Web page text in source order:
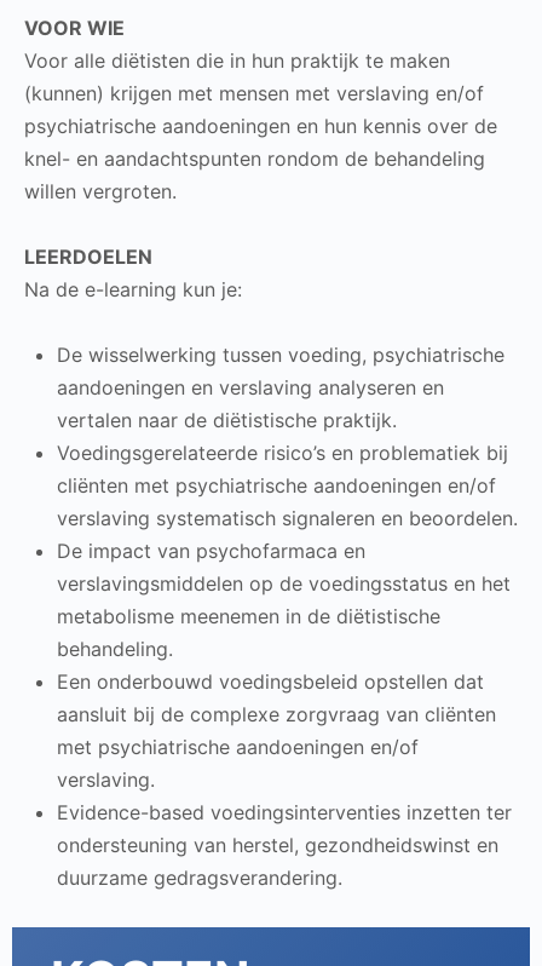
VOOR WIE
Voor alle diëtisten die in hun praktijk te maken
(kunnen) krijgen met mensen met verslaving en/of
psychiatrische aandoeningen en hun kennis over de
knel- en aandachtspunten rondom de behandeling
willen vergroten.
LEERDOELEN
Na de e-learning kun je:
De wisselwerking tussen voeding, psychiatrische
aandoeningen en verslaving analyseren en
vertalen naar de diëtistische praktijk.
Voedingsgerelateerde risico’s en problematiek bij
cliënten met psychiatrische aandoeningen en/of
verslaving systematisch signaleren en beoordelen.
De impact van psychofarmaca en
verslavingsmiddelen op de voedingsstatus en het
metabolisme meenemen in de diëtistische
behandeling.
Een onderbouwd voedingsbeleid opstellen dat
aansluit bij de complexe zorgvraag van cliënten
met psychiatrische aandoeningen en/of
verslaving.
Evidence-based voedingsinterventies inzetten ter
ondersteuning van herstel, gezondheidswinst en
duurzame gedragsverandering.